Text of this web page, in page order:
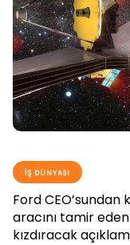
İŞ DÜNYASI
Ford CEO’sundan
aracını tamir
kızdıracak